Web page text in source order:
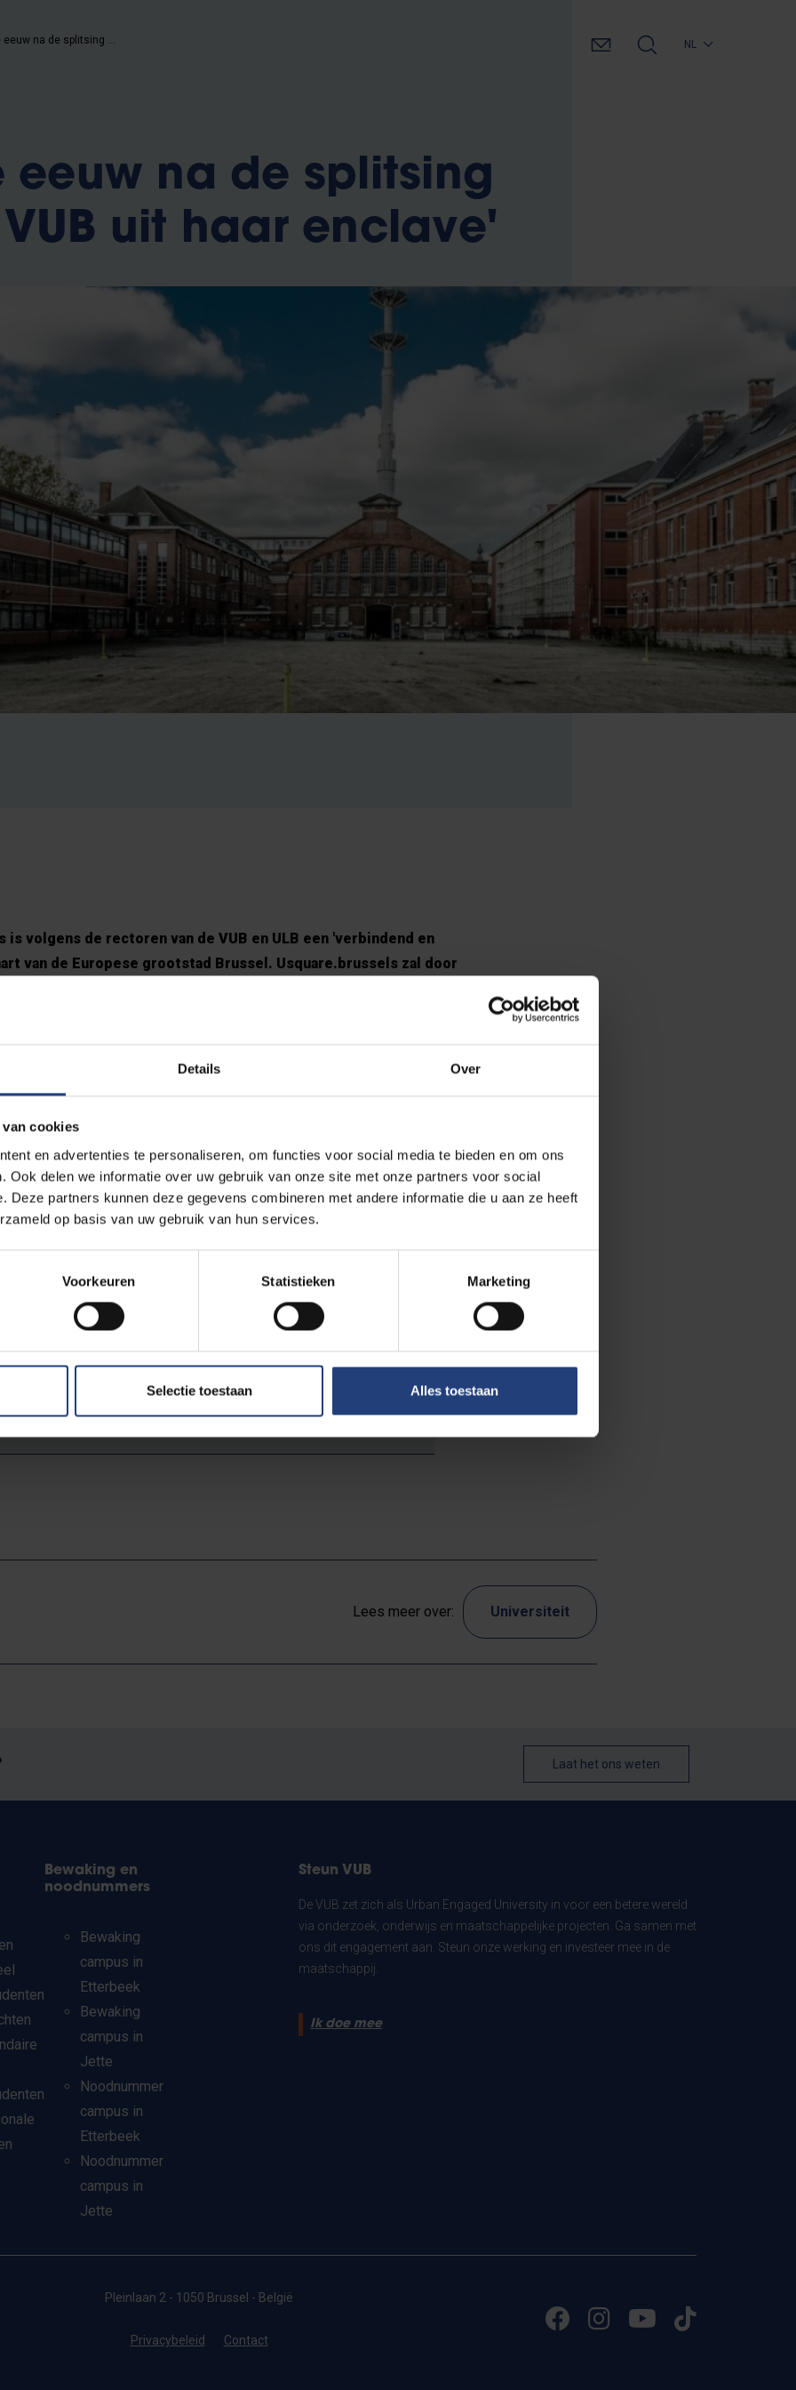
Details Over
van cookies
en advertenties te personaliseren, om functies voor social media te bieden en om ons
Ook delen we informatie over uw gebruik van onze site met onze partners voor social
Deze partners kunnen deze gegevens combineren met andere informatie die u aan ze heeft
op basis van uw gebruik van hun services.
Voorkeuren Statistieken Marketing
Selectie toestaan Alles toestaan
NL
eeuw na de splitsing
uit haar enclave'
volgens de rectoren van de VUB en ULB een 'verbindend en
van de Europese grootstad Brussel. Usquare.brussels zal door
van de VUB. De samenwerking dient niet enkel om uit te breiden,
misprijzen voor alles wat Vlaams is laten varen."
van Lucas Vander Taelen inDe Tijd .
Gewest het initiatief steunt,
van de kleingeestige
overheden heen, zegt veel over
mentaliteiten, ook aan
kant.
Lees meer over: Universiteit
Laat het ons weten
Bewaking en
noodnummers
Bewaking
campus in
Etterbeek
Bewaking
campus in
Jette
Noodnummer
campus in
Etterbeek
Noodnummer
campus in
Jette
Steun VUB
De VUB zet zich als Urban Engaged University in voor een betere wereld
via onderzoek, onderwijs en maatschappelijke projecten. Ga samen met
ons dit engagement aan. Steun onze werking en investeer mee in de
maatschappij.
Ik doe mee
Pleinlaan 2 - 1050 Brussel - België
Privacybeleid Contact